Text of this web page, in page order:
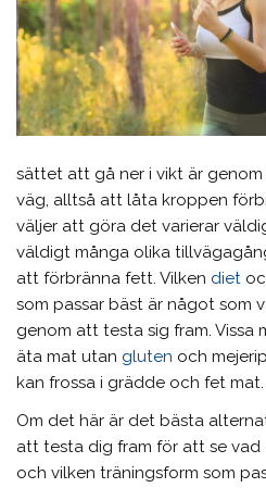
sättet att gå ner i vikt är
väg, alltså att låta kroppen
väljer att göra det varierar
väldigt många olika
att förbränna fett. Vilken diet
som passar bäst är något som
genom att testa sig fram. Vissa
äta mat utan gluten och
kan frossa i grädde och fet mat.
Om det här är det bästa
att testa dig fram för att se
och vilken träningsform som